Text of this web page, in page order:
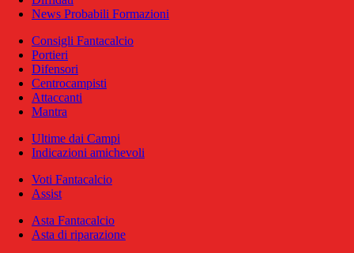
News Probabili Formazioni
Consigli Fantacalcio
Portieri
Difensori
Centrocampisti
Attaccanti
Mantra
Ultime dai Campi
Indicazioni amichevoli
Voti Fantacalcio
Assist
Asta Fantacalcio
Asta di riparazione